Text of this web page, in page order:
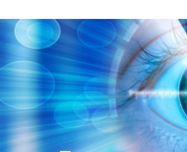
to
contentvinivida.lk